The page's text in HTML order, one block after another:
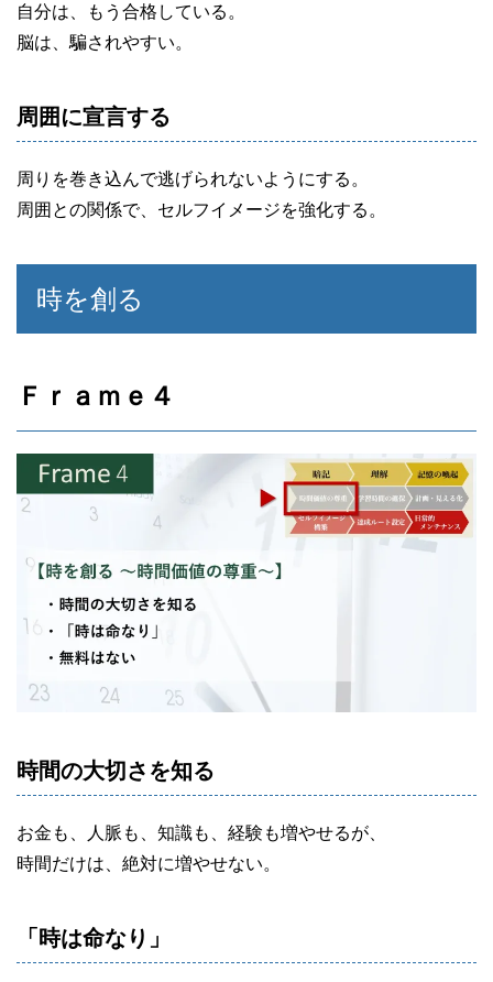
自分は、もう合格している。
脳は、騙されやすい。
周囲に宣言する
周りを巻き込んで逃げられないようにする。
周囲との関係で、セルフイメージを強化する。
時を創る
Ｆｒａｍｅ４
時間の大切さを知る
お金も、人脈も、知識も、経験も増やせるが、
時間だけは、絶対に増やせない。
「時は命なり」